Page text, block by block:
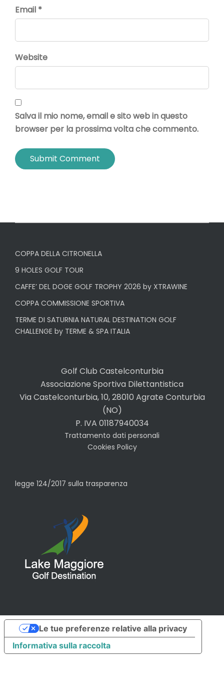
Email *
Website
Salva il mio nome, email e sito web in questo
browser per la prossima volta che commento.
COPPA DELLA CITRONELLA
9 HOLES GOLF TOUR
CAFFE’ DEL DOGE GOLF TROPHY 2026 by XTRAWINE
COPPA COMMISSIONE SPORTIVA
TERME DI SATURNIA NATURAL DESTINATION GOLF
CHALLENGE by TERME & SPA ITALIA
Golf Club Castelconturbia
Associazione Sportiva Dilettantistica
Via Castelconturbia, 10, 28010 Agrate Conturbia
(NO)
P. IVA 01187940034
Trattamento dati personali
Cookies Policy
legge 124/2017 sulla trasparenza
Informativa sulla raccolta
Le tue preferenze relative alla privacy